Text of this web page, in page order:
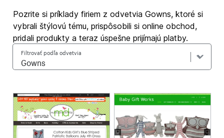
Pozrite si príklady firiem z odvetvia Gowns, ktoré si
vybrali štýlovú tému, prispôsobili si online obchod,
pridali produkty a teraz úspešne prijímajú platby.
Filtrovať podľa odvetvia